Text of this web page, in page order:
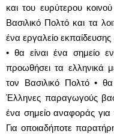
και του ευρύτερου
Βασιλικό Πολτό και τα
ένα εργαλείο
• θα είναι ένα σημείο
προωθήσει τα ελληνικά
τον Βασιλικό Πολτό •
Έλληνες παραγωγούς
ένα σημείο αναφοράς
Για οποιαδήποτε